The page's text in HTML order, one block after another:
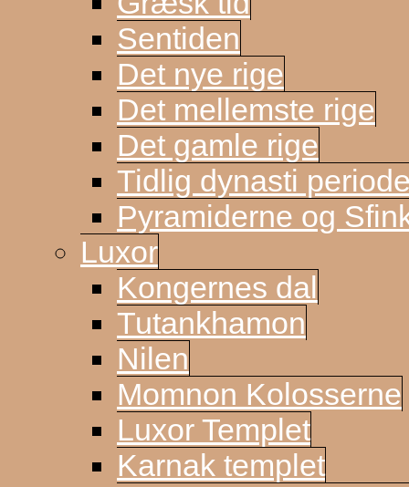
Sentiden
Det nye rige
Det mellemste rige
Det gamle rige
Tidlig dynasti
Pyramiderne og
Luxor
Kongernes dal
Tutankhamon
Nilen
Momnon Kolosserne
Luxor Templet
Karnak templet